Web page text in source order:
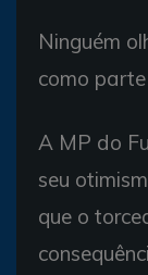
Ninguém
como
A MP do
seu
que o